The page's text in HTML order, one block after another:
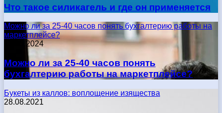
Что такое силикагель и где он применяется
Можно ли за 25-40 часов понять бухгалтерию работы на
маркетплейсе?
17.05.2024
Можно ли за 25-40 часов понять
бухгалтерию работы на маркетплейсе?
Букеты из каллов: воплощение изящества
28.08.2021